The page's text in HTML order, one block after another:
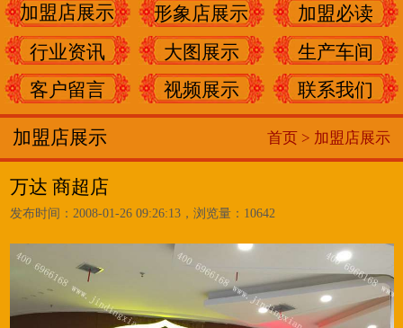
加盟店展示
形象店展示
加盟必读
行业资讯
大图展示
生产车间
客户留言
视频展示 联系我们
加盟店展示 加盟店展示
首页 >
万达 商超店
发布时间：2008-01-26 09:26:13，浏览量：10642